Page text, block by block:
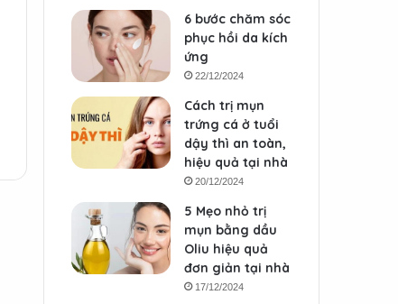
6 bước chăm sóc
phục hồi da kích
ứng
22/12/2024
Cách trị mụn
trứng cá ở tuổi
dậy thì an toàn,
hiệu quả tại nhà
20/12/2024
5 Mẹo nhỏ trị
mụn bằng dầu
Oliu hiệu quả
đơn giản tại nhà
17/12/2024